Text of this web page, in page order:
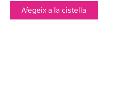
Afegeix a la cistella